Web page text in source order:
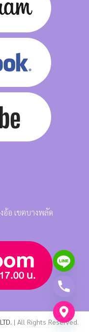
อ เขตบางพลัด
| All Rights Reserved.